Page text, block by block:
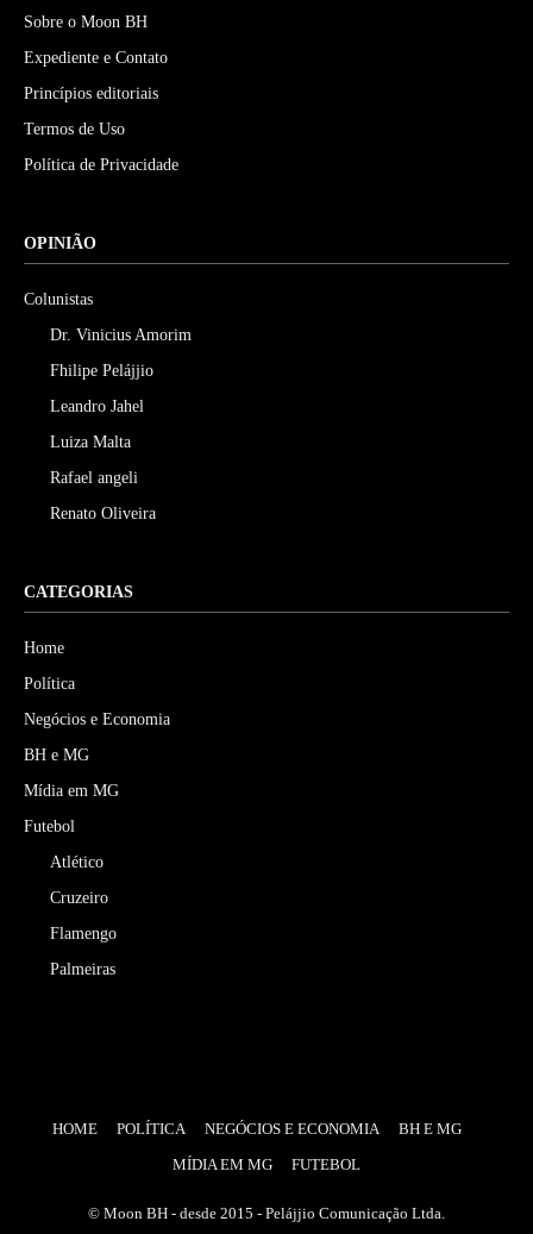
Sobre o Moon BH
Expediente e Contato
Princípios editoriais
Termos de Uso
Política de Privacidade
OPINIÃO
Colunistas
Dr. Vinicius Amorim
Fhilipe Pelájjio
Leandro Jahel
Luiza Malta
Rafael angeli
Renato Oliveira
CATEGORIAS
Home
Política
Negócios e Economia
BH e MG
Mídia em MG
Futebol
Atlético
Cruzeiro
Flamengo
Palmeiras
HOME POLÍTICA NEGÓCIOS E ECONOMIA
BH E MG
MÍDIA EM MG
FUTEBOL
© Moon BH - desde 2015 - Pelájjio Comunicação Ltda.